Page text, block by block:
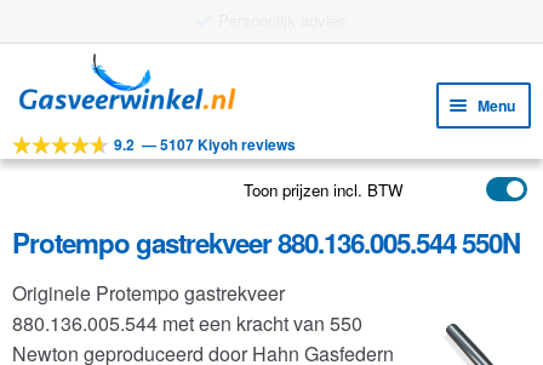
door
navigatie
naar
inhoud
Menu
Tools
Toepassingen
Klantenservice
FAQ
9.2 —5107 Kiyoh reviews
Toon prijzen incl. BTW
Protempo gastrekveer 880.136.005.544 550N
Originele Protempo gastrekveer
880.136.005.544 met een kracht van 550
Newton geproduceerd door Hahn Gasfedern